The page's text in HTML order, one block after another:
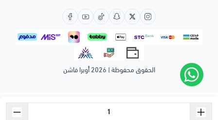
الحقوق محفوظة | 2026 أوبرا فاشن